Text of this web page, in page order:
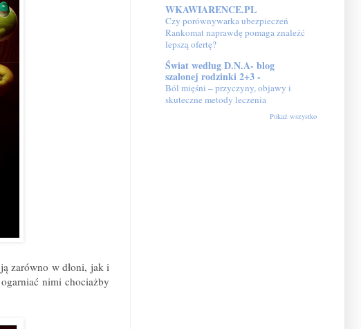
zarówno w dłoni, jak i
nimi chociażby
WKAWIARENCE.PL
Czy porównywarka ubezpieczeń
Rankomat naprawdę pomaga znaleźć
lepszą ofertę?
Świat według D.N.A- blog
szalonej rodzinki 2+3 -
Ból mięśni – przyczyny, objawy i
skuteczne metody leczenia
Pokaż wszystko